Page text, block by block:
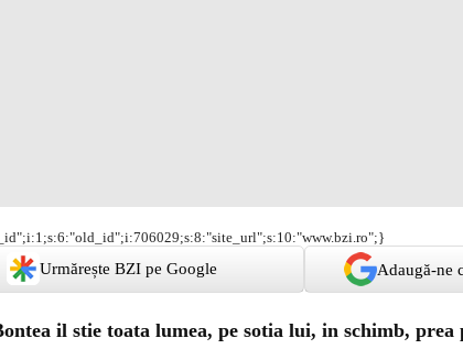
Urmărește BZI pe Google Adaugă-ne
il stie toata lumea, pe sotia lui, in schimb,